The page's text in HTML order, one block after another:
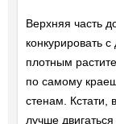
Верхняя часть
конкурировать
плотным
по самому
стенам. Кстати,
лучше